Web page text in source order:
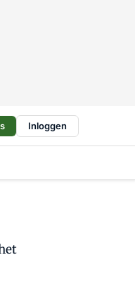
Inloggen